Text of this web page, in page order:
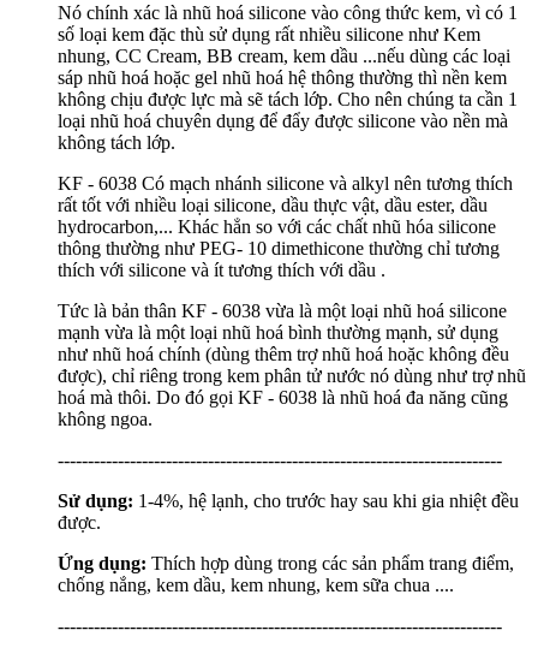
Nó chính xác là nhũ hoá silicone vào công thức kem, vì có 1
số loại kem đặc thù sử dụng rất nhiều silicone như Kem
nhung, CC Cream, BB cream, kem dầu ...nếu dùng các loại
sáp nhũ hoá hoặc gel nhũ hoá hệ thông thường thì nền kem
không chịu được lực mà sẽ tách lớp. Cho nên chúng ta cần 1
loại nhũ hoá chuyên dụng để đẩy được silicone vào nền mà
không tách lớp.
KF - 6038 Có mạch nhánh silicone và alkyl nên tương thích
rất tốt với nhiều loại silicone, dầu thực vật, dầu ester, dầu
hydrocarbon,... Khác hẳn so với các chất nhũ hóa silicone
thông thường như PEG- 10 dimethicone thường chỉ tương
thích với silicone và ít tương thích với dầu .
Tức là bản thân KF - 6038 vừa là một loại nhũ hoá silicone
mạnh vừa là một loại nhũ hoá bình thường mạnh, sử dụng
như nhũ hoá chính (dùng thêm trợ nhũ hoá hoặc không đều
được), chỉ riêng trong kem phân tử nước nó dùng như trợ nhũ
hoá mà thôi. Do đó gọi KF - 6038 là nhũ hoá đa năng cũng
không ngoa.
--------------------------------------------------------------------------
Sử dụng: 1-4%, hệ lạnh, cho trước hay sau khi gia nhiệt đều
được.
Ứng dụng: Thích hợp dùng trong các sản phẩm trang điểm,
chống nắng, kem dầu, kem nhung, kem sữa chua ....
--------------------------------------------------------------------------